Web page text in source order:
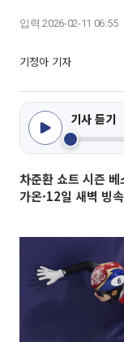
입력 2026-02-11 06:55
기정아 기자
기사 듣기
차준환 쇼트 시즌
가온·12일 새벽 빙